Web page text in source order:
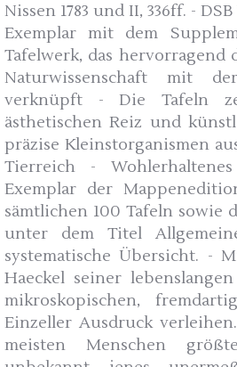
Nissen 1783 und II, 336ff. -
Exemplar mit dem
Tafelwerk, das hervorragend
Naturwissenschaft mit
verknüpft - Die Tafeln
ästhetischen Reiz und
präzise Kleinstorganismen
Tierreich -
Exemplar der
sämtlichen 100 Tafeln sowie
unter dem Titel
systematische Übersicht. -
Haeckel seiner
mikroskopischen,
Einzeller Ausdruck
meisten Menschen